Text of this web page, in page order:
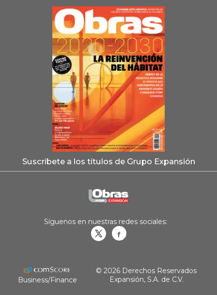
Suscríbete a los títulos de Grupo Expansión
Síguenos en nuestras redes sociales:
Business/Finance
© 2026 Derechos Reservados
Expansión, S.A. de C.V.